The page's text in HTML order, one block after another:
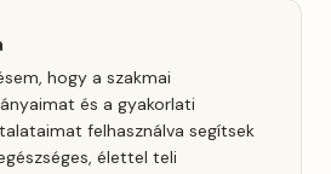
hogy a szakmai
és a gyakorlati
felhasználva segítsek
élettel teli